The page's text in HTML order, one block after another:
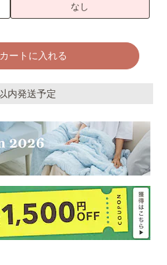
なし
カートに入れる
内発送予定